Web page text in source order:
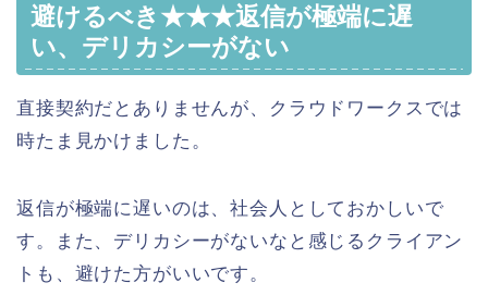
避けるべき★★★返信が極端に遅
い、デリカシーがない
直接契約だとありませんが、クラウドワークスでは
時たま見かけました。
返信が極端に遅いのは、社会人としておかしいで
す。また、デリカシーがないなと感じるクライアン
トも、避けた方がいいです。